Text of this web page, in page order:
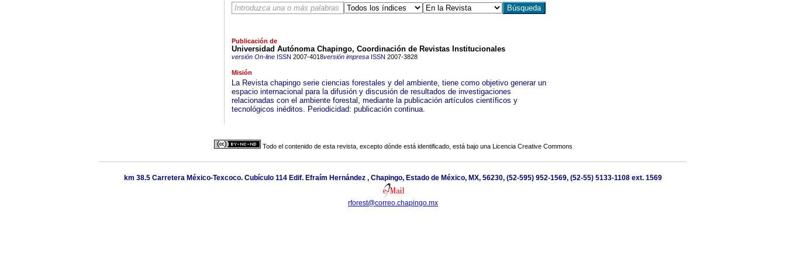
Publicación de
Universidad Autónoma Chapingo, Coordinación de Revistas Institucionales
versión On-lineISSN 2007-4018versión impresaISSN 2007-3828
Misión
La Revista chapingo serie ciencias forestales y del ambiente, tiene como objetivo generar un
espacio internacional para la difusión y discusión de resultados de investigaciones
relacionadas con el ambiente forestal, mediante la publicación artículos científicos y
tecnológicos inéditos. Periodicidad: publicación continua.
Todo el contenido de esta revista, excepto dónde está identificado, está bajo una Licencia Creative Commons
km 38.5 Carretera México-Texcoco. Cubículo 114 Edif. Efraím Hernández , Chapingo, Estado de México, MX, 56230, (52-595) 952-1569, (52-55) 5133-1108 ext. 1569
rforest@correo.chapingo.mx